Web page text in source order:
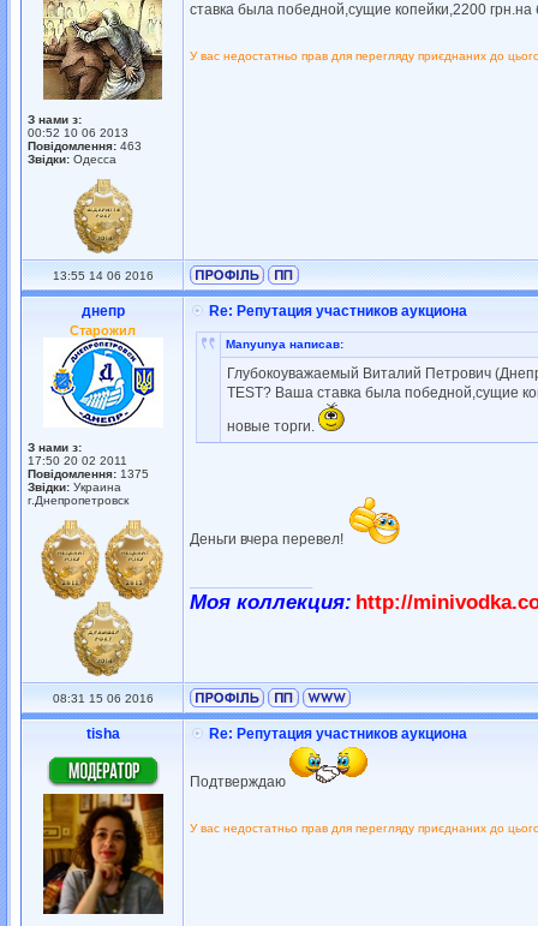
З нами з:
00:52 10 06 2013
Повідомлення: 463
Звідки: Одесса
ставка была победной,сущие копейки,2200
У вас недостатньо прав для перегляду приєднаних до
13:55 14 06 2016
днепр
Старожил
З нами з:
17:50 20 02 2011
Повідомлення: 1375
Звідки: Украина
г.Днепропетровск
Re: Репутация участников аукциона
Manyunya написав:
Глубокоуважаемый Виталий Петрович
TEST? Ваша ставка была победной,сущие
новые торги.
Деньги вчера перевел!
Моя коллекция: http://
08:31 15 06 2016
tisha Re: Репутация участников аукциона
Подтверждаю
У вас недостатньо прав для перегляду приєднаних до